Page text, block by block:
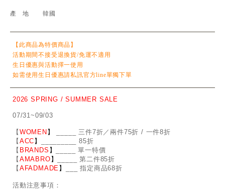
產地韓國
【此商品為特價商品】
活動期間不接受退換貨/免運不適用
生日優惠與活動擇一使用
如需使用生日優惠請私訊官方line單獨下單
2026 SPRING / SUMMER SALE
07/31~09/03
【 WOMEN 】
___ 三件7折／兩件75折 / 一件8折
【 ACC 】
____ 85折
【 BRANDS 】
_ 單一特價
【 AMABRO 】
_ 第二件85折
【 AFADMADE 】 ___ 指定商品68折
活動注意事項：